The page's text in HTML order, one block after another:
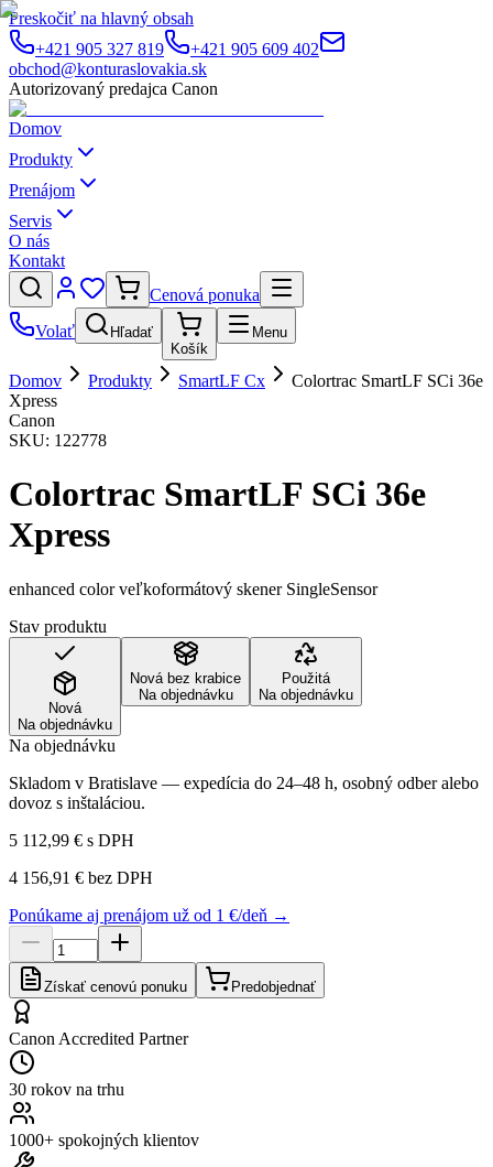
Preskočiť na hlavný obsah
+421 905 327 819
+421 905 609 402
obchod@konturaslovakia.sk
Autorizovaný predajca Canon
Domov
Produkty
Prenájom
Servis
O nás
Kontakt
Cenová ponuka
Volať
Hľadať
Košík
Menu
Domov Produkty SmartLF Cx
Colortrac SmartLF SCi 36e
Xpress
Canon
SKU: 122778
Colortrac SmartLF SCi 36e
Xpress
enhanced color veľkoformátový skener SingleSensor
Stav produktu
Nová
Na objednávku
Nová bez krabice
Na objednávku
Použitá
Na objednávku
Na objednávku
Skladom v Bratislave — expedícia do 24–48 h, osobný odber alebo
dovoz s inštaláciou.
5 112,99 € s DPH
4 156,91 € bez DPH
Ponúkame aj prenájom už od 1 €/deň →
Získať cenovú ponuku Predobjednať
Canon Accredited Partner
30 rokov na trhu
1000+ spokojných klientov